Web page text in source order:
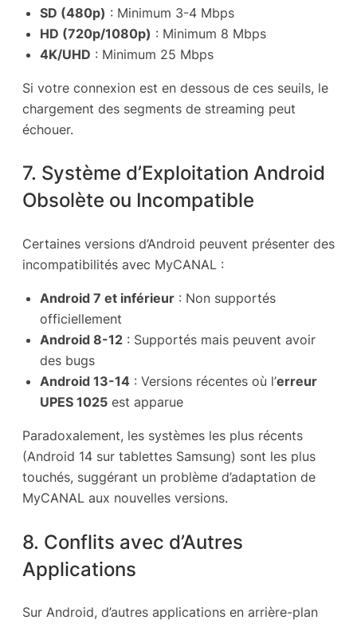
SD (480p) : Minimum 3-4 Mbps
HD (720p/1080p) : Minimum 8 Mbps
4K/UHD : Minimum 25 Mbps
Si votre connexion est en dessous de ces seuils, le
chargement des segments de streaming peut
échouer.
7. Système d’Exploitation Android
Obsolète ou Incompatible
Certaines versions d’Android peuvent présenter des
incompatibilités avec MyCANAL :
Android 7 et inférieur : Non supportés
officiellement
Android 8-12 : Supportés mais peuvent avoir
des bugs
Android 13-14 : Versions récentes où l’erreur
UPES 1025 est apparue
Paradoxalement, les systèmes les plus récents
(Android 14 sur tablettes Samsung) sont les plus
touchés, suggérant un problème d’adaptation de
MyCANAL aux nouvelles versions.
8. Conflits avec d’Autres
Applications
Sur Android, d’autres applications en arrière-plan